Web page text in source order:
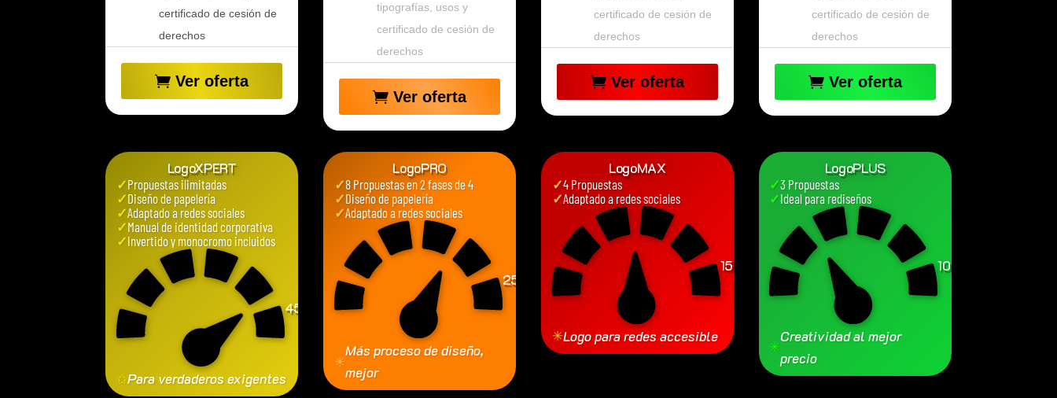
certificado de cesión de
derechos
Ver oferta
tipografías, usos y
certificado de cesión de
derechos
Ver oferta
certificado de cesión de
derechos
Ver oferta
certificado de cesión de
derechos
Ver oferta
LogoXPERT
✓Propuestas ilimitadas
✓Diseño de papelería
✓Adaptado a redes sociales
✓Manual de identidad corporativa
✓Invertido y monocromo incluidos
450
✩Para verdaderos exigentes
LogoPRO
✓8 Propuestas en 2 fases de 4
✓Diseño de papelería
✓Adaptado a redes sociales
250
✳
Más proceso de diseño,
mejor
LogoMAX
✓4 Propuestas
✓Adaptado a redes sociales
150
✳Logo para redes accesible
LogoPLUS
✓3 Propuestas
✓Ideal para rediseños
100
✳
Creatividad al mejor
precio